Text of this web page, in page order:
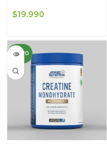
$19.990
NUEVO